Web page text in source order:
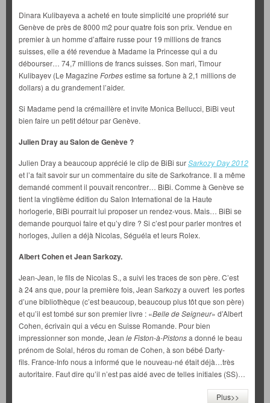
Dinara Kulibayeva a acheté en toute simplicité une propriété sur
Genève de près de 8000 m2 pour quatre fois son prix. Vendue en
premier à un homme d’affaire russe pour 19 millions de francs
suisses, elle a été revendue à Madame la Princesse qui a du
débourser… 74,7 millions de francs suisses. Son mari, Timour
Kulibayev (Le Magazine Forbesestime sa fortune à 2,1 millions de
dollars) a du grandement l’aider.
Si Madame pend la crémaillère et invite Monica Bellucci, BiBi veut
bien faire un petit détour par Genève.
Julien Dray au Salon de Genève ?
Julien Dray a beaucoup apprécié le clip de BiBi surSarkozy Day 2012
et l’a fait savoir sur un commentaire du site de Sarkofrance. Il a même
demandé comment il pouvait rencontrer… BiBi. Comme à Genève se
tient la vingtième édition du Salon International de la Haute
horlogerie, BiBi pourrait lui proposer un rendez-vous. Mais… BiBi se
demande pourquoi faire et qu’y dire ? Si c’est pour parler montres et
horloges, Julien a déjà Nicolas, Séguéla et leurs Rolex.
Albert Cohen et Jean Sarkozy.
Jean-Jean, le fils de Nicolas S., a suivi les traces de son père. C’est
à 24 ans que, pour la première fois, Jean Sarkozy a ouvert les portes
d’une bibliothèque (c’est beaucoup, beaucoup plus tôt que son père)
et qu’il est tombé sur son premier livre : «Belle de Seigneur» d’Albert
Cohen, écrivain qui a vécu en Suisse Romande. Pour bien
impressionner son monde, Jean le Fiston-à-Pistonsa donné le beau
prénom de Solal, héros du roman de Cohen, à son bébé Darty-
fils. France-Info nous a informé que le nouveau-né était déjà…très
autoritaire. Faut dire qu’il n’est pas aidé avec de telles initiales (SS)…
Plus>>